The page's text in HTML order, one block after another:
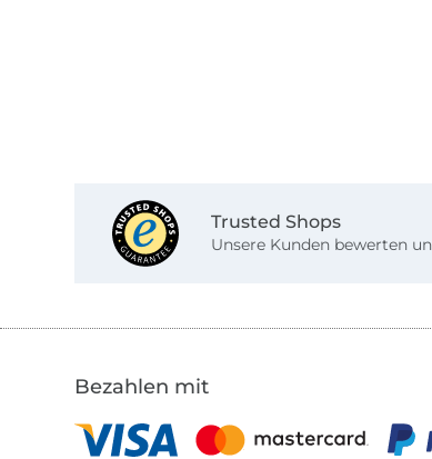
Trusted Shops
Unsere Kunden bewerten
Bezahlen mit